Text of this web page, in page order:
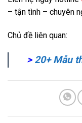
– tận tình – chuyên
Chủ đề liên quan:
> 20+ Mẫu